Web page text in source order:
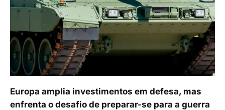
Europa amplia investimentos em defesa, mas
enfrenta o desafio de preparar-se para a guerra